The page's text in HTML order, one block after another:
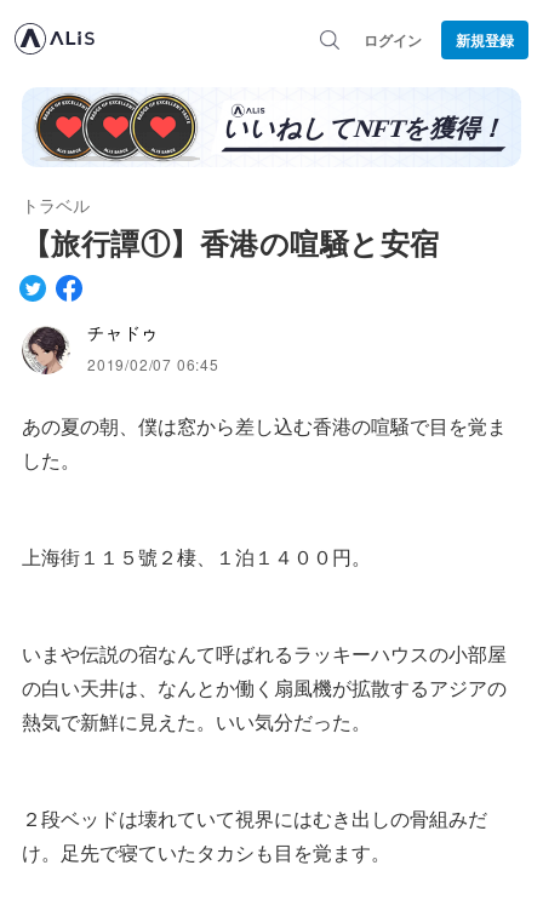
ログイン 新規登録
トラベル
【旅行譚①】香港の喧騒と安宿
チャドゥ
2019/02/07 06:45
あの夏の朝、僕は窓から差し込む香港の喧騒で目を覚ま
した。
上海街１１５號２棲、１泊１４００円。
いまや伝説の宿なんて呼ばれるラッキーハウスの小部屋
の白い天井は、なんとか働く扇風機が拡散するアジアの
熱気で新鮮に見えた。いい気分だった。
２段ベッドは壊れていて視界にはむき出しの骨組みだ
け。足先で寝ていたタカシも目を覚ます。